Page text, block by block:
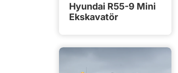
Hyundai R55-9 Mini
Ekskavatör